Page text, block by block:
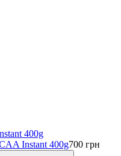
Instant 400g700 грн